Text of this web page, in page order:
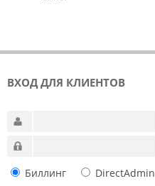
ВХОД ДЛЯ КЛИЕНТОВ
Биллинг DirectAdmin